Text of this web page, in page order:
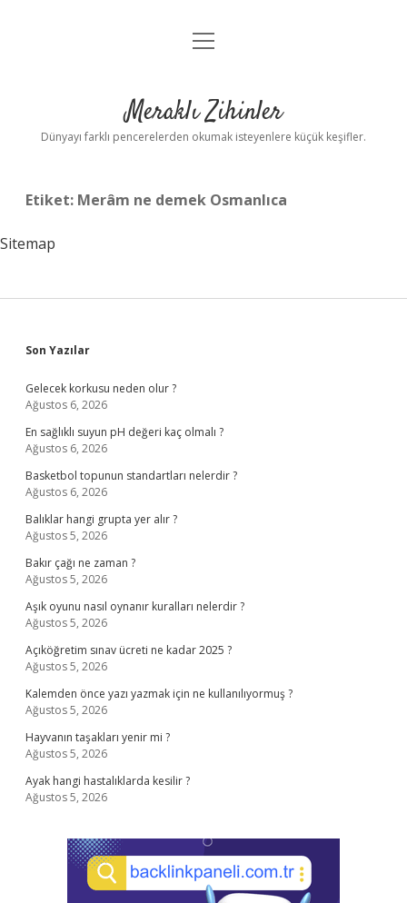
Anasayfa
Yasal Uyarı
menüyü
Meraklı Zihinler
Dünyayı farklı pencerelerden okumak isteyenlere küçük keşifler.
Etiket: Merâm ne demek Osmanlıca
Sitemap
Sidebar
Son Yazılar
Gelecek korkusu neden olur ?
Ağustos 6, 2026
En sağlıklı suyun pH değeri kaç olmalı ?
Ağustos 6, 2026
Basketbol topunun standartları nelerdir ?
Ağustos 6, 2026
Balıklar hangi grupta yer alır ?
Ağustos 5, 2026
Bakır çağı ne zaman ?
Ağustos 5, 2026
Aşık oyunu nasıl oynanır kuralları nelerdir ?
Ağustos 5, 2026
Açıköğretim sınav ücreti ne kadar 2025 ?
Ağustos 5, 2026
Kalemden önce yazı yazmak için ne kullanılıyormuş ?
Ağustos 5, 2026
Hayvanın taşakları yenir mi ?
Ağustos 5, 2026
Ayak hangi hastalıklarda kesilir ?
Ağustos 5, 2026